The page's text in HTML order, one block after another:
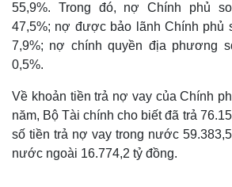
55,9%. Trong đó, nợ Chính phủ
47,5%; nợ được bảo lãnh Chính phủ
7,9%; nợ chính quyền địa phương
0,5%.
Về khoản tiền trả nợ vay của Chính
năm, Bộ Tài chính cho biết đã trả
số tiền trả nợ vay trong nước
nước ngoài 16.774,2 tỷ đồng.